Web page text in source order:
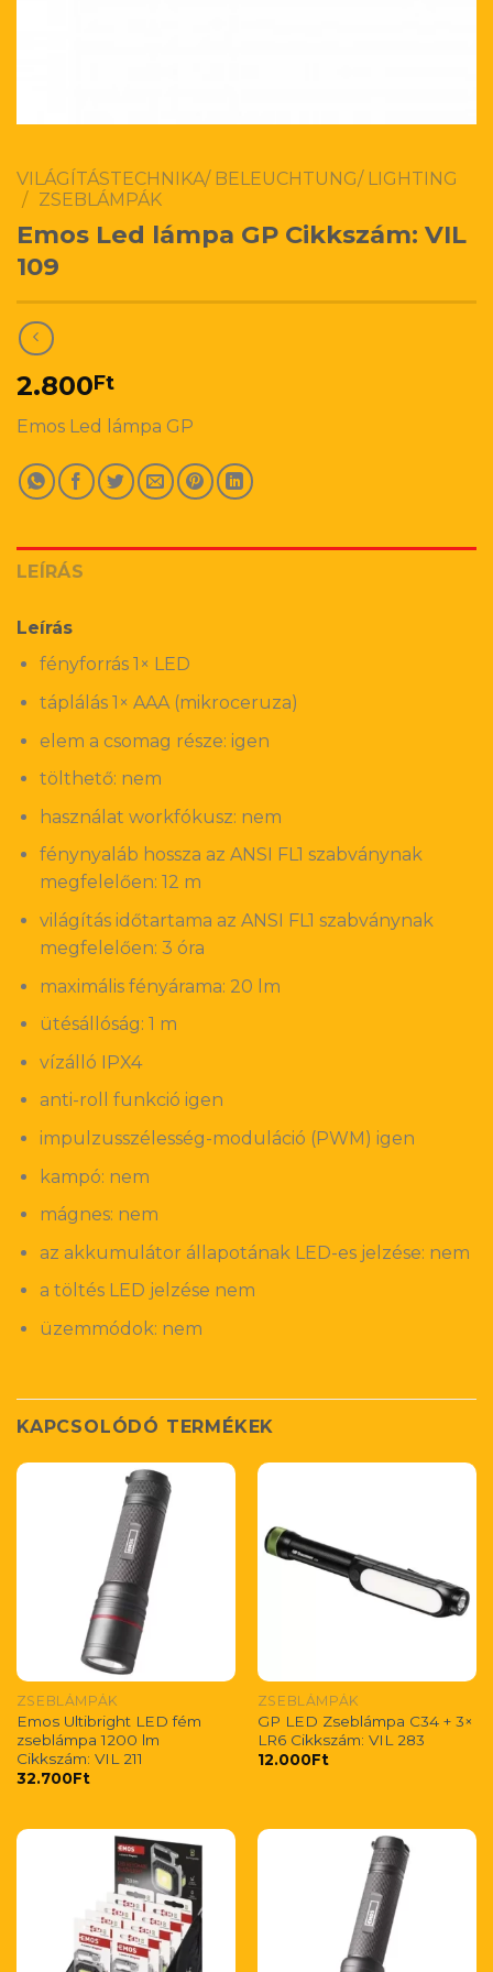
VILÁGÍTÁSTECHNIKA/ BELEUCHTUNG/ LIGHTING
/ ZSEBLÁMPÁK
Emos Led lámpa GP Cikkszám: VIL
109
2.800Ft
Emos Led lámpa GP
LEÍRÁS
Leírás
fényforrás 1× LED
táplálás 1× AAA (mikroceruza)
elem a csomag része: igen
tölthető: nem
használat workfókusz: nem
fénynyaláb hossza az ANSI FL1 szabványnak
megfelelően: 12 m
világítás időtartama az ANSI FL1 szabványnak
megfelelően: 3 óra
maximális fényárama: 20 lm
ütésállóság: 1 m
vízálló IPX4
anti-roll funkció igen
impulzusszélesség-moduláció (PWM) igen
kampó: nem
mágnes: nem
az akkumulátor állapotának LED-es jelzése: nem
a töltés LED jelzése nem
üzemmódok: nem
KAPCSOLÓDÓ TERMÉKEK
ZSEBLÁMPÁK
Emos Ultibright LED fém
zseblámpa 1200 lm
Cikkszám: VIL 211
32.700Ft
ZSEBLÁMPÁK
GP LED Zseblámpa C34 + 3×
LR6 Cikkszám: VIL 283
12.000Ft